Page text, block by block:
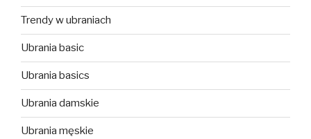
Trendy w ubraniach
Ubrania basic
Ubrania basics
Ubrania damskie
Ubrania męskie